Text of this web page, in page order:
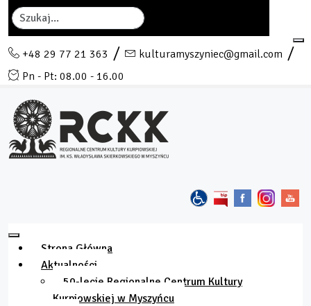
Szukaj
+48 29 77 21 363
kulturamyszyniec@gmail.com
Pn - Pt: 08.00 - 16.00
Strona Główna
Aktualności
50-lecie Regionalne Centrum Kultury
Kurpiowskiej w Myszyńcu